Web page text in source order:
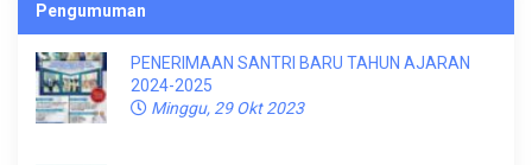
Pengumuman
PENERIMAAN SANTRI BARU TAHUN AJARAN
2024-2025
Minggu, 29 Okt 2023